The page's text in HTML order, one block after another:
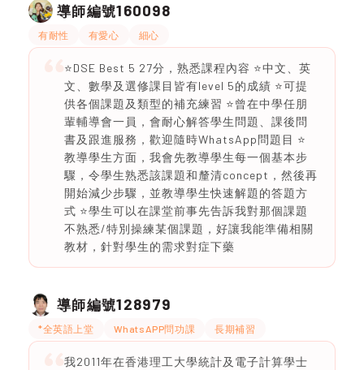
導師編號160098
有耐性 有愛心 細心
⭐️DSE Best 5 27分，熟悉課程內容 ⭐️中文、英
文、數學及選修課目皆有level 5的成績 ⭐️可提
供各個課題及類型的補充練習 ⭐️曾在中學任朋
輩輔導會一員，會耐心解答學生問題、課後問
書及跟進服務，歡迎隨時WhatsApp問題目 ⭐️
教導學生方面，我會先教導學生每一個基本步
驟，令學生熟悉該課題和釐清concept，然後再
開始減少步驟，並教導學生快速解題的答題方
式 ⭐️學生可以在課堂前事先告訴我對那個課題
不熟悉/特別操練某個課題，好讓我能準備相關
教材，針對學生的需求對症下藥
導師編號128979
*全英語上堂 WhatsAPP問功課 長期補習
我2011年在香港理工大學統計及電子計算學士